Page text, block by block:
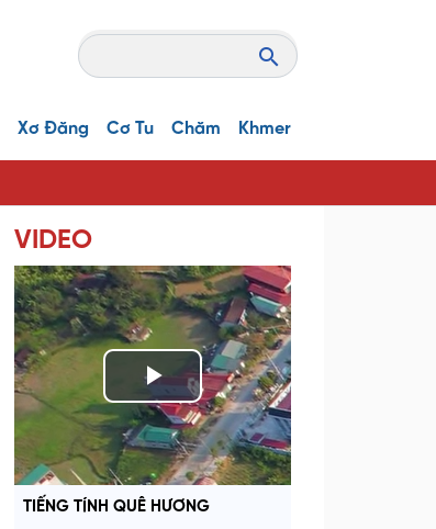
Xơ Đăng Cơ Tu Chăm Khmer
VIDEO
P
l
a
TIẾNG TÍNH QUÊ HƯƠNG